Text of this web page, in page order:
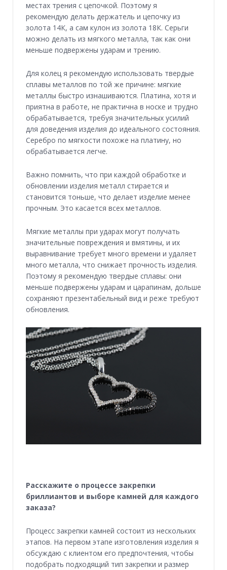
местах трения с цепочкой. Поэтому я
рекомендую делать держатель и цепочку из
золота 14К, а сам кулон из золота 18К. Серьги
можно делать из мягкого металла, так как они
меньше подвержены ударам и трению.
Для колец я рекомендую использовать твердые
сплавы металлов по той же причине: мягкие
металлы быстро изнашиваются. Платина, хотя и
приятна в работе, не практична в носке и трудно
обрабатывается, требуя значительных усилий
для доведения изделия до идеального состояния.
Серебро по мягкости похоже на платину, но
обрабатывается легче.
Важно помнить, что при каждой обработке и
обновлении изделия металл стирается и
становится тоньше, что делает изделие менее
прочным. Это касается всех металлов.
Мягкие металлы при ударах могут получать
значительные повреждения и вмятины, и их
выравнивание требует много времени и удаляет
много металла, что снижает прочность изделия.
Поэтому я рекомендую твердые сплавы: они
меньше подвержены ударам и царапинам, дольше
сохраняют презентабельный вид и реже требуют
обновления.
Расскажите о процессе закрепки
бриллиантов и выборе камней для каждого
заказа?
Процесс закрепки камней состоит из нескольких
этапов. На первом этапе изготовления изделия я
обсуждаю с клиентом его предпочтения, чтобы
подобрать подходящий тип закрепки и размер